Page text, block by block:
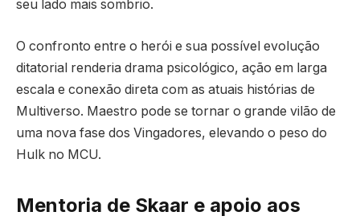
seu lado mais sombrio.
O confronto entre o herói e sua possível evolução
ditatorial renderia drama psicológico, ação em larga
escala e conexão direta com as atuais histórias de
Multiverso. Maestro pode se tornar o grande vilão de
uma nova fase dos Vingadores, elevando o peso do
Hulk no MCU.
Mentoria de Skaar e apoio aos